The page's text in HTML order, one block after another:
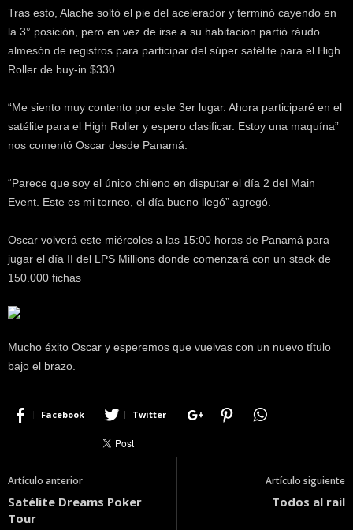
Tras esto, Alache soltó el pie del acelerador y terminó cayendo en
la 3° posición, pero en vez de irse a su habitacion partió ráudo
almesón de registros para participar del súper satélite para el High
Roller de buy-in $330.
“Me siento muy contento por este 3er lugar. Ahora participaré en el
satélite para el High Roller y espero clasificar. Estoy una maquína”
nos comentó Oscar desde Panamá.
“Parece que soy el único chileno en disputar el día 2 del Main
Event. Este es mi torneo, el día bueno llegó” agregó.
Oscar volverá este miércoles a las 15:00 horas de Panamá para
jugar el día II del LPS Millions donde comenzará con un stack de
150.000 fichas
Mucho éxito Oscar y esperemos que vuelvas con un nuevo título
bajo el brazo.
Facebook Twitter
Artículo anterior
Satélite Dreams Poker
Tour
Artículo siguiente
Todos al rail